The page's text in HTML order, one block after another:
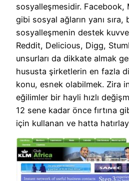
sosyalleşmesidir. Facebook,
gibi sosyal ağların yanı sıra,
sosyalleşmenin destek
Reddit, Delicious, Digg,
unsurları da dikkate almak
hususta şirketlerin en fazla
konu, esnek olabilmek. Zira
eğilimler bir hayli hızlı
12 sene kadar önce fırtına
için kullanan ve hatta